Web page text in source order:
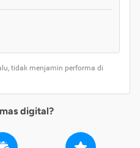
tidak menjamin performa di
digital?